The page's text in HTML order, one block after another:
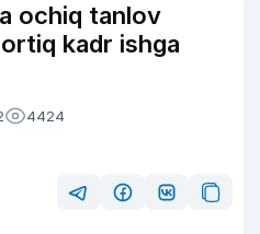
ochiq tanlov
kadr ishga
4424